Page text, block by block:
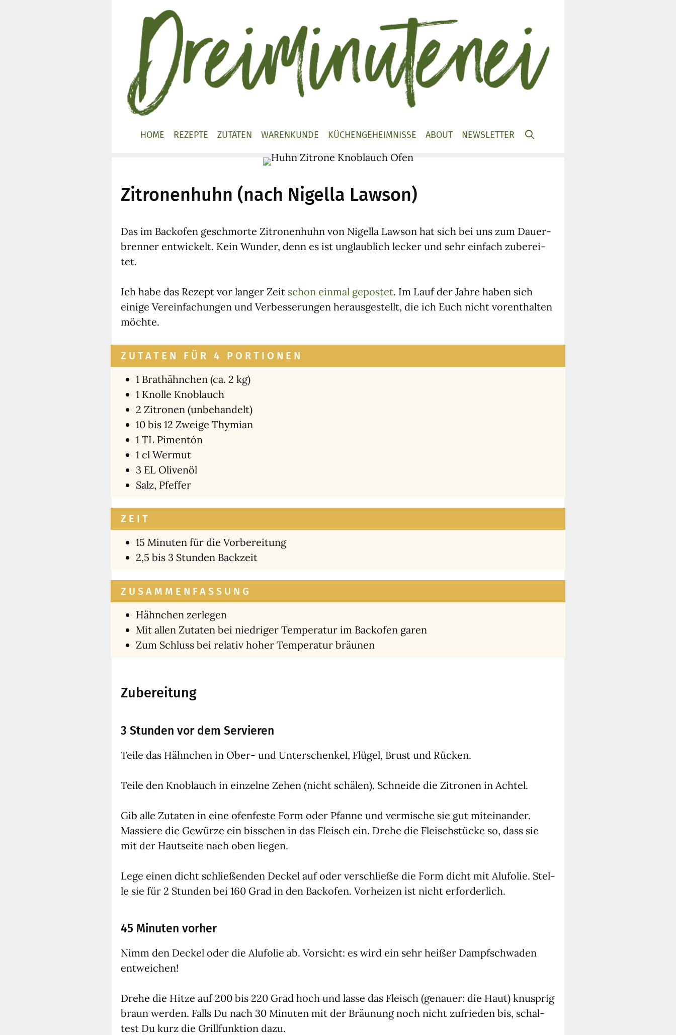
HOME REZEPTE ZUTATEN WARENKUNDE KÜCHENGEHEIMNISSE ABOUT NEWSLETTER
Zitronenhuhn (nach Nigella Lawson)
Das im Back­ofen geschmor­te Zitro­nen­huhn von Nigel­la Law­son hat sich bei uns zum Dau­er­
bren­ner ent­wi­ckelt. Kein Wun­der, denn es ist unglaub­lich lecker und sehr ein­fach zube­rei­
tet.
Ich habe das Rezept vor lan­ger Zeit schon ein­mal gepos­tet. Im Lauf der Jah­re haben sich
eini­ge Ver­ein­fa­chun­gen und Ver­bes­se­run­gen her­aus­ge­stellt, die ich Euch nicht vor­ent­hal­ten
möch­te.
ZUTATEN FÜR 4 PORTIONEN
1 Brat­hähn­chen (ca. 2 kg)
1 Knol­le Knob­lauch
2 Zitro­nen (unbe­han­delt)
10 bis 12 Zwei­ge Thy­mi­an
1 TL Pimen­tón
1 cl Wer­mut
3 EL Oli­ven­öl
Salz, Pfef­fer
ZEIT
15 Minu­ten für die Vor­be­rei­tung
2,5 bis 3 Stun­den Back­zeit
ZUSAMMENFASSUNG
Hähn­chen zer­le­gen
Mit allen Zuta­ten bei nied­ri­ger Tem­pe­ra­tur im Back­ofen garen
Zum Schluss bei rela­tiv hoher Tem­pe­ra­tur bräu­nen
Zubereitung
3 Stunden vor dem Servieren
Tei­le das Hähn­chen in Ober- und Unter­schen­kel, Flü­gel, Brust und Rücken.
Tei­le den Knob­lauch in ein­zel­ne Zehen (nicht schä­len). Schnei­de die Zitro­nen in Ach­tel.
Gib alle Zuta­ten in eine ofen­fes­te Form oder Pfan­ne und ver­mische sie gut mit­ein­an­der.
Mas­sie­re die Gewür­ze ein biss­chen in das Fleisch ein. Dre­he die Fleisch­stü­cke so, dass sie
mit der Haut­sei­te nach oben lie­gen.
Lege einen dicht schlie­ßen­den Deckel auf oder ver­schlie­ße die Form dicht mit Alu­fo­lie. Stel­
le sie für 2 Stun­den bei 160 Grad in den Back­ofen. Vor­hei­zen ist nicht erfor­der­lich.
45 Minuten vorher
Nimm den Deckel oder die Alu­fo­lie ab. Vor­sicht: es wird ein sehr hei­ßer Dampf­schwa­den
ent­wei­chen!
Dre­he die Hit­ze auf 200 bis 220 Grad hoch und las­se das Fleisch (genau­er: die Haut) knusp­rig
braun wer­den. Falls Du nach 30 Minu­ten mit der Bräu­nung noch nicht zufrie­den bis, schal­
test Du kurz die Grill­funk­ti­on dazu.